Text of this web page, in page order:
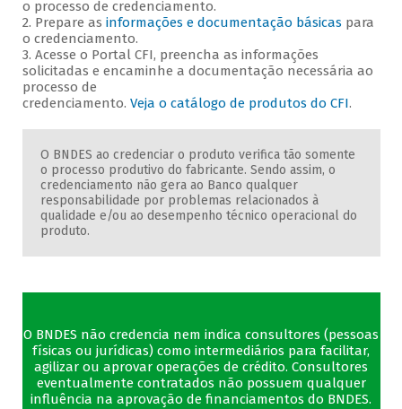
o processo de credenciamento.
2. Prepare as informações e documentação básicas para
o credenciamento.
3. Acesse o Portal CFI, preencha as informações
solicitadas e encaminhe a documentação necessária ao
processo de
credenciamento. Veja o catálogo de produtos do CFI.
O BNDES ao credenciar o produto verifica tão somente
o processo produtivo do fabricante. Sendo assim, o
credenciamento não gera ao Banco qualquer
responsabilidade por problemas relacionados à
qualidade e/ou ao desempenho técnico operacional do
produto.
O BNDES não credencia nem indica consultores (pessoas
físicas ou jurídicas) como intermediários para facilitar,
agilizar ou aprovar operações de crédito. Consultores
eventualmente contratados não possuem qualquer
influência na aprovação de financiamentos do BNDES.